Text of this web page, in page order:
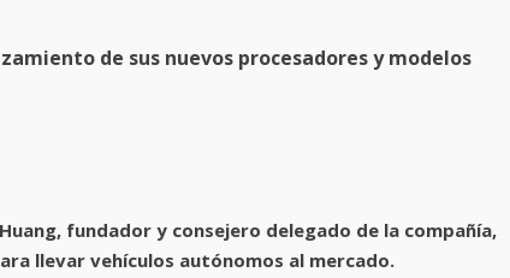
de sus nuevos procesadores y modelos
fundador y consejero delegado de la compañía,
llevar vehículos autónomos al mercado.